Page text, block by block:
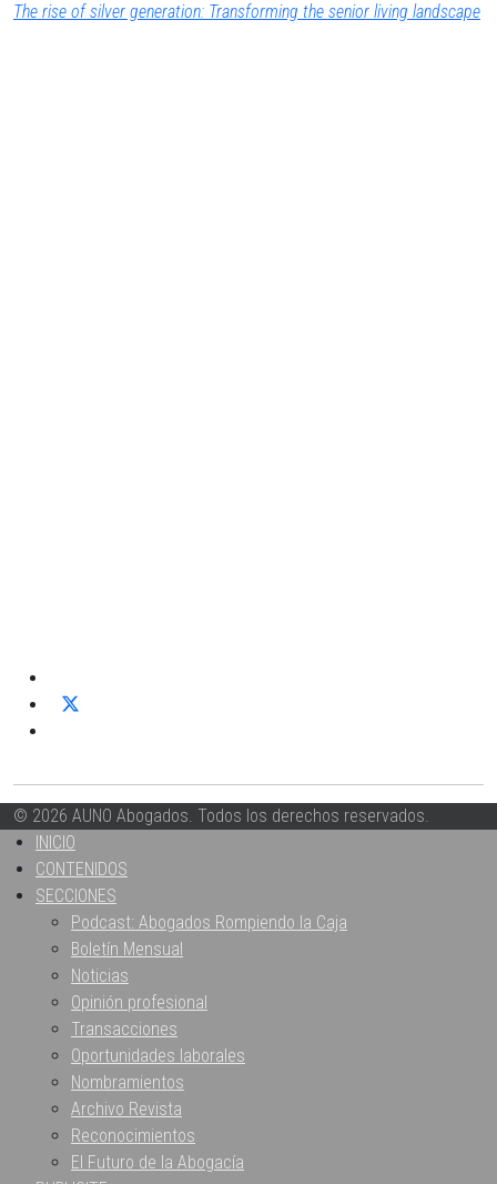
The rise of silver generation: Transforming the senior living landscape
© 2026 AUNO Abogados. Todos los derechos reservados.
INICIO
CONTENIDOS
SECCIONES
Podcast: Abogados Rompiendo la Caja
Boletín Mensual
Noticias
Opinión profesional
Transacciones
Oportunidades laborales
Nombramientos
Archivo Revista
Reconocimientos
El Futuro de la Abogacía